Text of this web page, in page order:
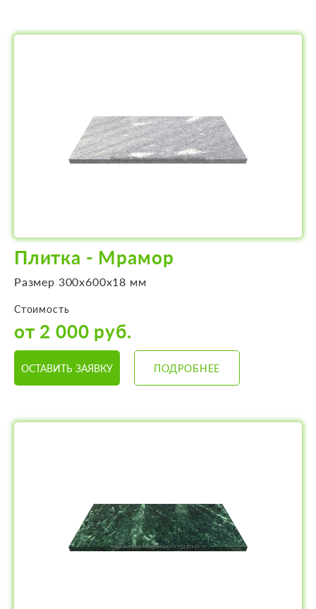
Плитка - Мрамор
Размер 300х600х18 мм
Стоимость
от 2 000 руб.
ОСТАВИТЬ ЗАЯВКУ ПОДРОБНЕЕ